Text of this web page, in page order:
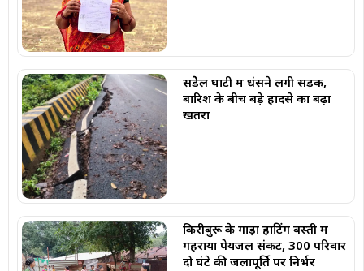
सेंडेेल घाटी में धंसने लगी सड़क,
बारिश के बीच बड़े हादसे का बढ़ा
खतरा
किरीबुरू के गाड़ा हाटिंग बस्ती में
गहराया पेयजल संकट, 300 परिवार
दो घंटे की जलापूर्ति पर निर्भर